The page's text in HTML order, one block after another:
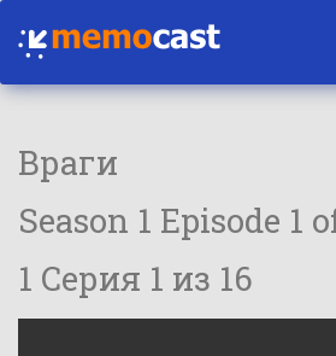
Враги
Season 1 Episode 1
1 Серия 1 из 16